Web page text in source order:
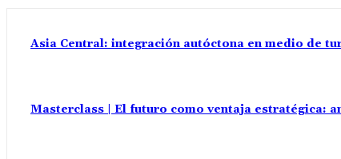
Asia Central: integración autóctona en medio de
Masterclass | El futuro como ventaja estratégica: